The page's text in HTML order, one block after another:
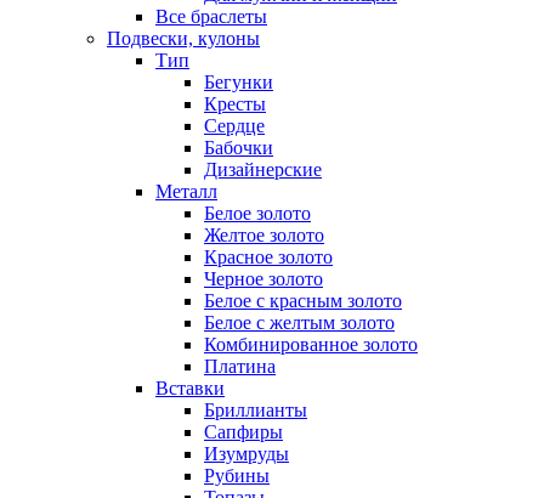
Все браслеты
Подвески, кулоны
Тип
Бегунки
Кресты
Сердце
Бабочки
Дизайнерские
Металл
Белое золото
Желтое золото
Красное золото
Черное золото
Белое с красным золото
Белое с желтым золото
Комбинированное золото
Платина
Вставки
Бриллианты
Сапфиры
Изумруды
Рубины